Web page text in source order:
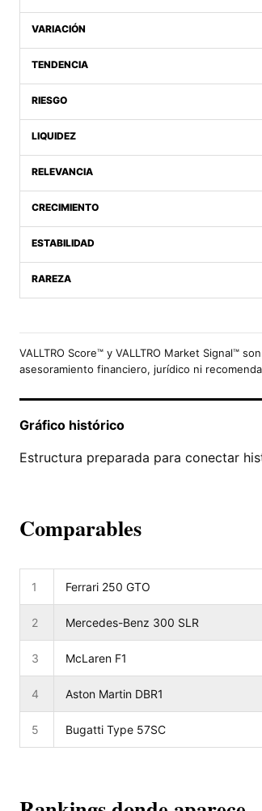
VARIACIÓN
TENDENCIA
RIESGO
LIQUIDEZ
RELEVANCIA
CRECIMIENTO
ESTABILIDAD
RAREZA
VALLTRO Score™ y VALLTRO Market Signal™
asesoramiento financiero, jurídico ni
Gráfico histórico
Estructura preparada para conectar
Comparables
1 Ferrari 250 GTO
2 Mercedes-Benz 300 SLR
3 McLaren F1
4 Aston Martin DBR1
5 Bugatti Type 57SC